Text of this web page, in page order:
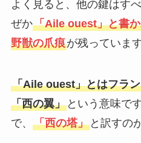
よく見ると、他の鍵はす
ぜか「Aile ouest」と書
野獣の爪痕が残っています
「Aile ouest」とはフラ
「西の翼」という意味で
で、 「西の塔」と訳すの